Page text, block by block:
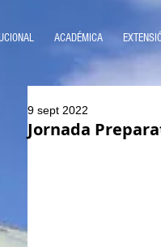
ACADÉMICA
Jornada
9 sept 2022